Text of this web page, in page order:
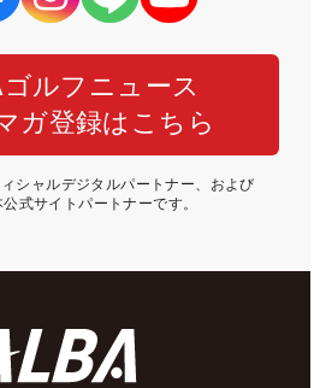
ルフニュース
ガ登録はこちら
シャルデジタルパートナー、および
式サイトパートナーです。